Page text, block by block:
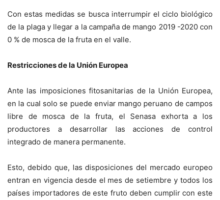
Con estas medidas se busca interrumpir el ciclo biológico
de la plaga y llegar a la campaña de mango 2019 -2020 con
0 % de mosca de la fruta en el valle.
Restricciones de la Unión Europea
Ante las imposiciones fitosanitarias de la Unión Europea,
en la cual solo se puede enviar mango peruano de campos
libre de mosca de la fruta, el Senasa exhorta a los
productores a desarrollar las acciones de control
integrado de manera permanente.
Esto, debido que, las disposiciones del mercado europeo
entran en vigencia desde el mes de setiembre y todos los
países importadores de este fruto deben cumplir con este